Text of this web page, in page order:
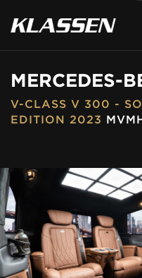
MERCEDES-
V-CLASS V 300 -
EDITION 2023
VEHICLES
ABOUT US
CONTACT